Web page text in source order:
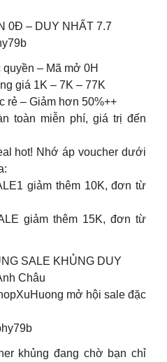
0Đ – DUY NHẤT 7.7
– Mã mở 0H
giá 1K – 7K – 77K
rẻ – Giảm hơn 50%++
toàn miễn phí, giá trị đến
hot! Nhớ áp voucher dưới
giảm thêm 10K, đơn từ
giảm thêm 15K, đơn từ
SALE KHỦNG DUY
Châu
mở hội sale đặc
khủng đang chờ bạn chỉ